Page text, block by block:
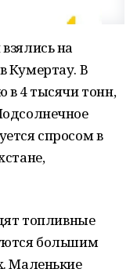
на
Кумертау. В
в 4 тысячи тонн,
спросом в
топливные
большим
Маленькие